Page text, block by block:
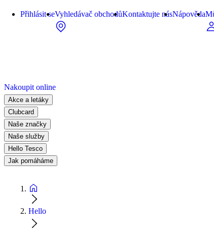
Přihlásit seVyhledávač obchodůKontaktujte násNápověda
Nakoupit online
Akce a letáky
Clubcard
Naše značky
Naše služby
Hello Tesco
Jak pomáháme
Hello